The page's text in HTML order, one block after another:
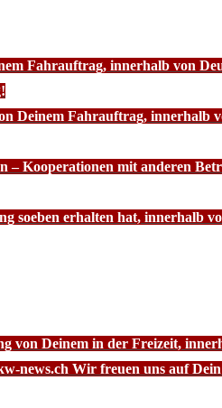
Fahrauftrag, innerhalb von
Deinem Fahrauftrag, innerhalb
– Kooperationen mit anderen
soeben erhalten hat, innerhalb
von Deinem in der Freizeit,
news.ch Wir freuen uns auf